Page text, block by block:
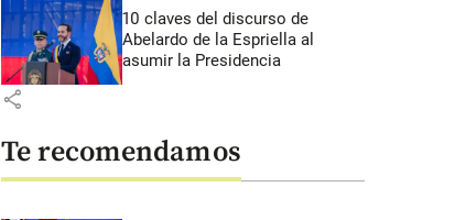
10 claves del discurso de
Abelardo de la Espriella al
asumir la Presidencia
share
Te recomendamos